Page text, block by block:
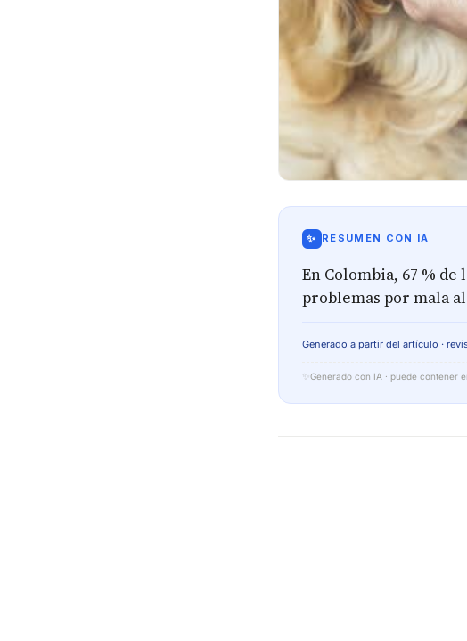
✨ RESUMEN CON IA
En Colombia, 67 %
problemas por mala
Generado a partir del artículo ·
✨ Generado con IA · puede contener